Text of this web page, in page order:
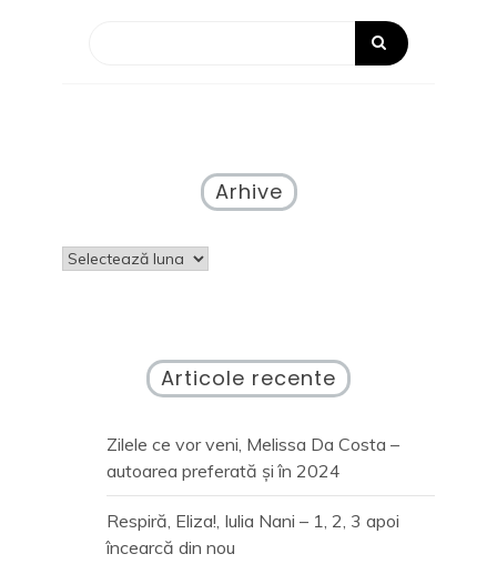
Arhive
Arhive
Articole recente
Zilele ce vor veni, Melissa Da Costa –
autoarea preferată și în 2024
Respiră, Eliza!, Iulia Nani – 1, 2, 3 apoi
încearcă din nou